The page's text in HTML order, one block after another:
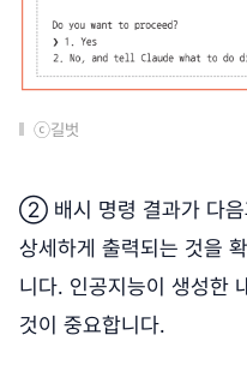
ⓒ길벗
② 배시 명령 결과가 다음
상세하게 출력되는 것을
니다. 인공지능이 생성한
것이 중요합니다.